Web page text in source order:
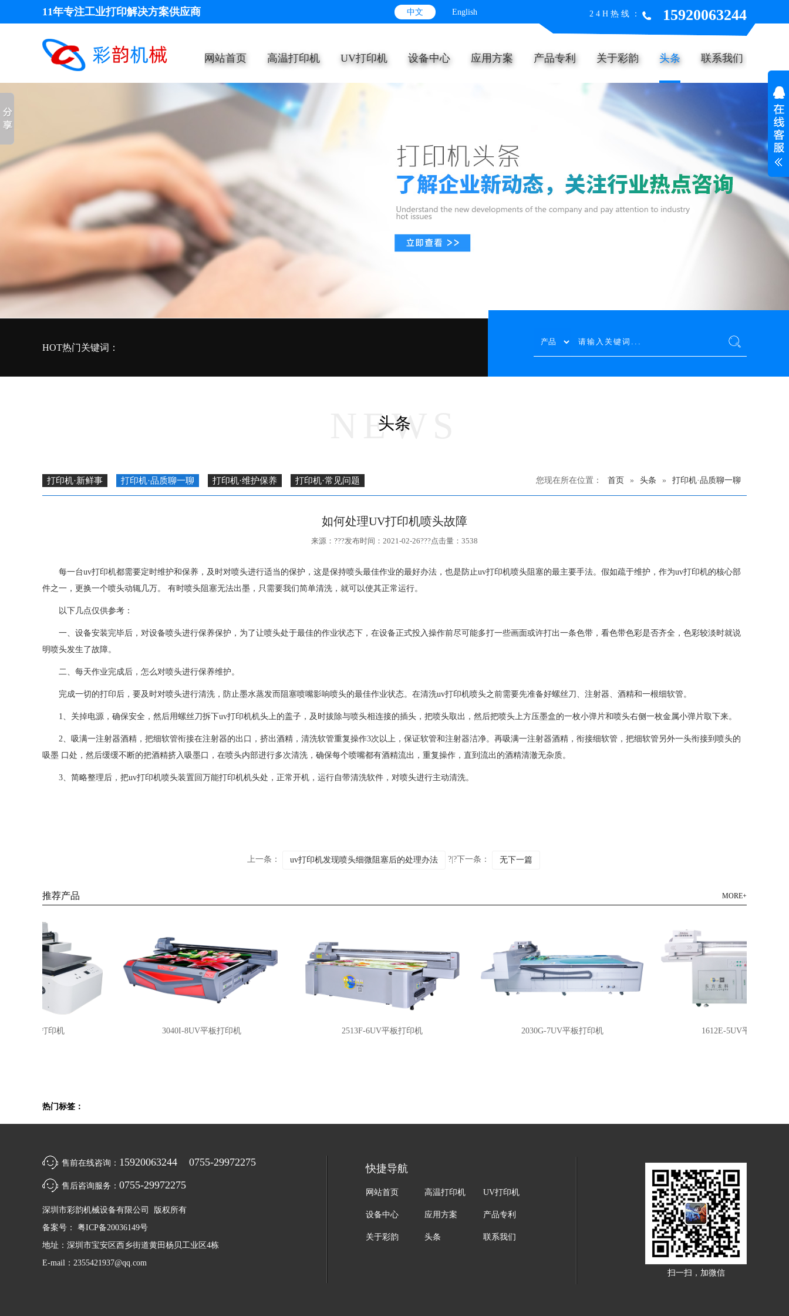
11年专注工业打印解决方案供应商 中文 English 24H热线： 15920063244
网站首页 高温打印机 UV打印机 设备中心 应用方案 产品专利 关于彩韵 头条 联系我们
HOT热门关键词：
NEWS
头条
打印机·新鲜事 打印机·品质聊一聊 打印机·维护保养 打印机·常见问题 您现在所在位置： 首页 » 头条 » 打印机·品质聊一聊
如何处理UV打印机喷头故障
来源：???发布时间：2021-02-26???点击量：3538
每一台uv打印机都需要定时维护和保养，及时对喷头进行适当的保护，这是保持喷头最佳作业的最好办法，也是防止uv打印机喷头阻塞的最主要手法。假如疏于维护，作为uv打印机的核心部
件之一，更换一个喷头动辄几万。 有时喷头阻塞无法出墨，只需要我们简单清洗，就可以使其正常运行。
以下几点仅供参考：
一、设备安装完毕后，对设备喷头进行保养保护，为了让喷头处于最佳的作业状态下，在设备正式投入操作前尽可能多打一些画面或许打出一条色带，看色带色彩是否齐全，色彩较淡时就说
明喷头发生了故障。
二、每天作业完成后，怎么对喷头进行保养维护。
完成一切的打印后，要及时对喷头进行清洗，防止墨水蒸发而阻塞喷嘴影响喷头的最佳作业状态。在清洗uv打印机喷头之前需要先准备好螺丝刀、注射器、酒精和一根细软管。
1、关掉电源，确保安全，然后用螺丝刀拆下uv打印机机头上的盖子，及时拔除与喷头相连接的插头，把喷头取出，然后把喷头上方压墨盒的一枚小弹片和喷头右侧一枚金属小弹片取下来。
2、吸满一注射器酒精，把细软管衔接在注射器的出口，挤出酒精，清洗软管重复操作3次以上，保证软管和注射器洁净。再吸满一注射器酒精，衔接细软管，把细软管另外一头衔接到喷头的
吸墨 口处，然后缓缓不断的把酒精挤入吸墨口，在喷头内部进行多次清洗，确保每个喷嘴都有酒精流出，重复操作，直到流出的酒精清澈无杂质。
3、简略整理后，把uv打印机喷头装置回万能打印机机头处，正常开机，运行自带清洗软件，对喷头进行主动清洗。
上一条： uv打印机发现喷头细微阻塞后的处理办法 ?|?下一条： 无下一篇
推荐产品 MORE+
平板打印机 3040I-8UV平板打印机 2513F-6UV平板打印机 2030G-7UV平板打印机 1612E-5UV平板打印机
热门标签：
售前在线咨询： 15920063244 0755-29972275
售后咨询服务： 0755-29972275
深圳市彩韵机械设备有限公司 版权所有
备案号： 粤ICP备20036149号
地址：深圳市宝安区西乡街道黄田杨贝工业区4栋
E-mail： 2355421937@qq.com
快捷导航
网站首页 高温打印机 UV打印机
设备中心 应用方案 产品专利
关于彩韵 头条 联系我们
扫一扫，加微信